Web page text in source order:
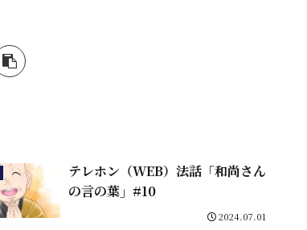
テレホン（WEB）法話「和尚さん
の言の葉」#10
2024.07.01